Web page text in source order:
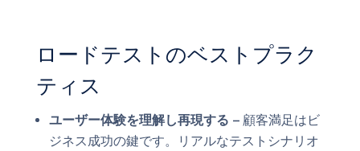
ロードテストのベストプラク
ティス
ユーザー体験を理解し再現する –顧客満足はビ
ジネス成功の鍵です。リアルなテストシナリオ